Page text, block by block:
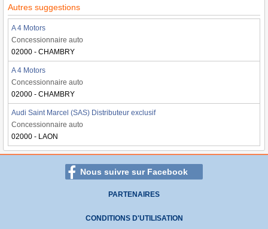
Autres suggestions
A 4 Motors
Concessionnaire auto
02000 - CHAMBRY
A 4 Motors
Concessionnaire auto
02000 - CHAMBRY
Audi Saint Marcel (SAS) Distributeur exclusif
Concessionnaire auto
02000 - LAON
Nous suivre sur Facebook
PARTENAIRES
CONDITIONS D'UTILISATION